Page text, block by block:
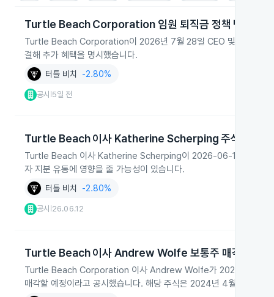
Turtle Beach Corporation 임원 퇴직금 정책 변경
Turtle Beach Corporation이 2026년 7월 28일 CEO 및 일부 임원
결해 추가 혜택을 명시했습니다.
터틀 비치 -2.80%
공시 5일 전
Turtle Beach 이사 Katherine Scherping 주식 매각
Turtle Beach 이사 Katherine Scherping이 2026-06-12에 모건스
자 지분 유통에 영향을 줄 가능성이 있습니다.
터틀 비치 -2.80%
공시 26.06.12
Turtle Beach 이사 Andrew Wolfe 보통주 매각 예정
Turtle Beach Corporation 이사 Andrew Wolfe가 2026년 6월 3
매각할 예정이라고 공시했습니다. 해당 주식은 2024년 4월 1일 제한